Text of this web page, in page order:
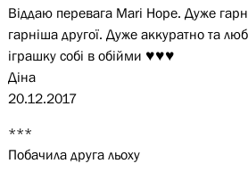
Віддаю перевага Mari Hope. Дуже
гарніша другої. Дуже аккуратно та
іграшку собі в обійми ♥♥♥
Діна
20.12.2017
***
Побачила друга льоху